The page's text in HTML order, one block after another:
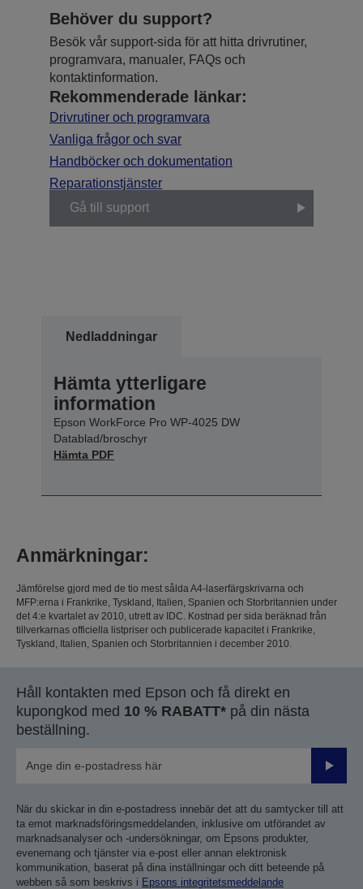
Behöver du support?
Besök vår support-sida för att hitta drivrutiner,
programvara, manualer, FAQs och
kontaktinformation.
Rekommenderade länkar:
Drivrutiner och programvara
Vanliga frågor och svar
Handböcker och dokumentation
Reparationstjänster
Gå till support
Nedladdningar
Hämta ytterligare
information
Epson WorkForce Pro WP-4025 DW
Datablad/broschyr
Hämta PDF
Anmärkningar:
Jämförelse gjord med de tio mest sålda A4-laserfärgskrivarna och
MFP:erna i Frankrike, Tyskland, Italien, Spanien och Storbritannien under
det 4:e kvartalet av 2010, utrett av IDC. Kostnad per sida beräknad från
tillverkarnas officiella listpriser och publicerade kapacitet i Frankrike,
Tyskland, Italien, Spanien och Storbritannien i december 2010.
Håll kontakten med Epson och få direkt en
kupongkod med 10 % RABATT* på din nästa
beställning.
Skicka
När du skickar in din e-postadress innebär det att du samtycker till att
ta emot marknadsföringsmeddelanden, inklusive om utförandet av
marknadsanalyser och -undersökningar, om Epsons produkter,
evenemang och tjänster via e-post eller annan elektronisk
kommunikation, baserat på dina inställningar och ditt beteende på
webben så som beskrivs i Epsons integritetsmeddelande